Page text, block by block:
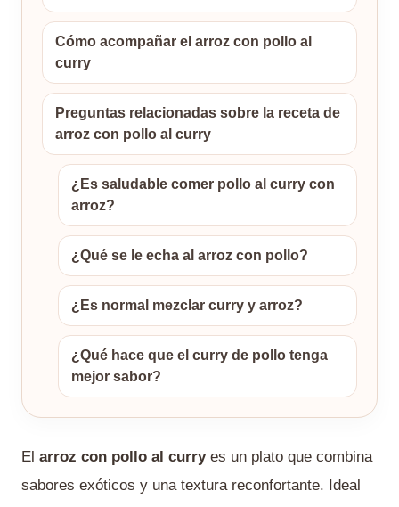
Cómo acompañar el arroz con pollo al
curry
Preguntas relacionadas sobre la receta de
arroz con pollo al curry
¿Es saludable comer pollo al curry con
arroz?
¿Qué se le echa al arroz con pollo?
¿Es normal mezclar curry y arroz?
¿Qué hace que el curry de pollo tenga
mejor sabor?
El arroz con pollo al curryes un plato que combina
sabores exóticos y una textura reconfortante. Ideal